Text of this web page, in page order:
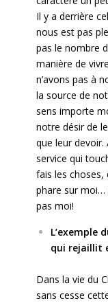
Il y a derrière
nous est pas
pas le nombre
manière de
n’avons pas à
la source de
sens importe
notre désir de
que leur devoir.
service qui
fais les choses,
phare sur moi…
pas moi!
L’exemple
qui rejaillit
Dans la vie du
sans cesse